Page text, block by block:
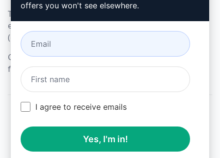
Termes relatifs aux
extensions de navigateur
(en)
Conditions de
facturation (en)
All logos, trademarks, and registered trademarks are the
property of their respective owners.
AIPRM and other related brand names are registered
offers you won't see elsewhere.
I agree to receive emails
Yes, I'm in!